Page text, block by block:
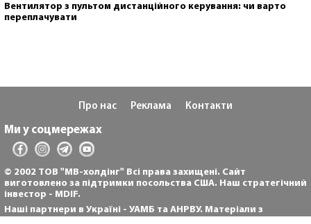
Вентилятор з пультом дистанційного керування: чи варто
переплачувати
Про нас Реклама Контакти
Ми у соцмережах
© 2002 ТОВ "МВ-холдінг" Всі права захищені. Сайт
виготовлено за підтримки посольства США. Наш стратегічний
інвестор - MDIF.
Наші партнери в Україні - УАМБ та АНРВУ. Матеріали з